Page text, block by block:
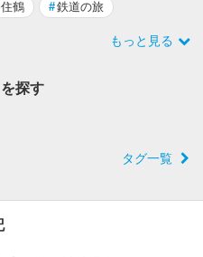
鶴 #鉄道の旅
もっと見る
を探す
タグ一覧